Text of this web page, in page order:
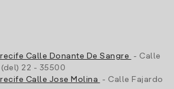
Calle Donante De Sangre
- Calle
22 - 35500
Calle Jose Molina
- Calle Fajardo